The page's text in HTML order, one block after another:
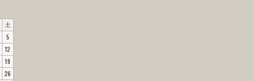
土
5
12
19
26